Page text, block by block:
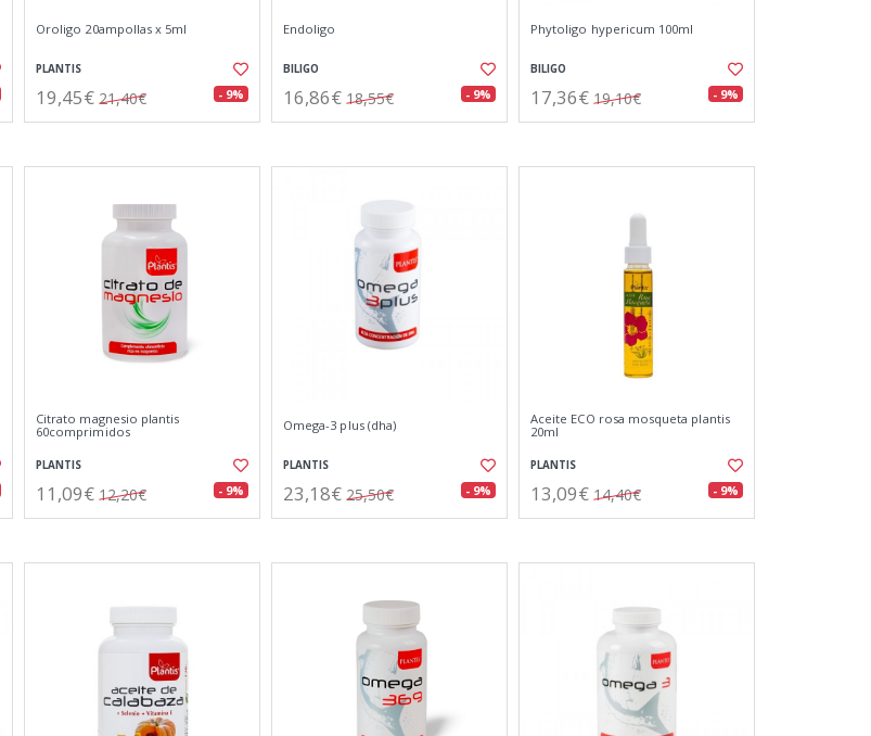
Oroligo 20ampollas x 5ml
PLANTIS
19,45€ 21,40€ - 9%
Endoligo
BILIGO
16,86€ 18,55€ - 9%
Phytoligo hypericum 100ml
BILIGO
17,36€ 19,10€ - 9%
Citrato magnesio plantis
60comprimidos
PLANTIS
11,09€ 12,20€ - 9%
Omega-3 plus (dha)
PLANTIS
23,18€ 25,50€ - 9%
Aceite ECO rosa mosqueta plantis
20ml
PLANTIS
13,09€ 14,40€ - 9%